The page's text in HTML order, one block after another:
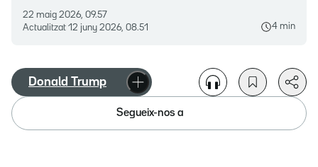
22 maig 2026, 09.57
Actualitzat 12 juny 2026, 08.51 4 min
Donald Trump
Segueix-nos a